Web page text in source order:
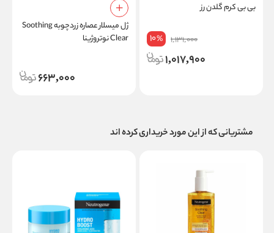
بی بی کرم گلدن رز
1,131,000
10%
1,017,900
ژل میسلار عصاره زردچوبه Soothing
Clear نوتروژینا
663,000
مشتریانی که از این مورد خریداری کرده اند